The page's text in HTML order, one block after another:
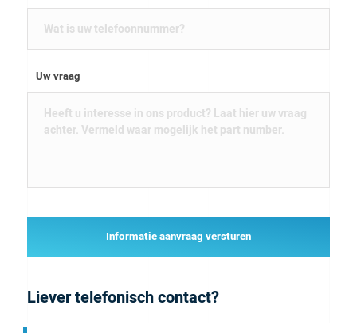
Uw vraag
Informatie aanvraag versturen
Liever telefonisch contact?